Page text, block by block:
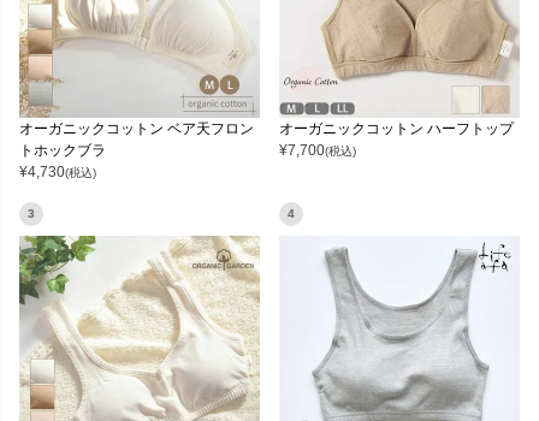
オーガニックコットン ベア天フロン
トホックブラ
¥4,730(税込)
オーガニックコットン ハーフトップ
¥7,700(税込)
3 4